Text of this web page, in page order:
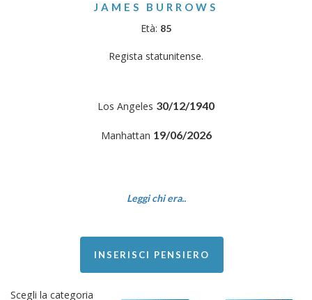
JAMES BURROWS
Età: 85
Regista statunitense.
Los Angeles 30/12/1940
Manhattan 19/06/2026
Leggi chi era..
INSERISCI PENSIERO
Scegli la categoria